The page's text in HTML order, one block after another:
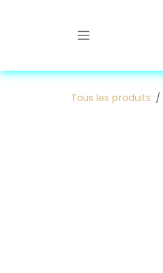
Tous les produits